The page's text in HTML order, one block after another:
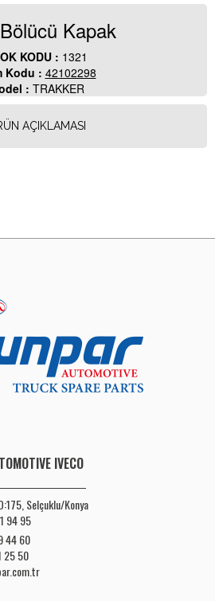
Kapak
KODU : 1321
Kodu : 42102298
: TRAKKER
AÇIKLAMASI
IVECO
Selçuklu/Konya
94 95
44 60
25 50